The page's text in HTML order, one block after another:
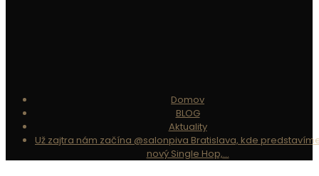
Domov
BLOG
Aktuality
Už zajtra nám začína @salonpiva Bratislava, kde
nový Single Hop,…